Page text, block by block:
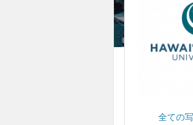
全ての